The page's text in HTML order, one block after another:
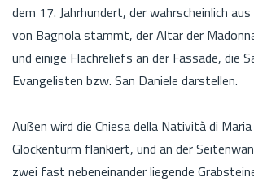
dem 17. Jahrhundert, der wahrscheinlich
von Bagnola stammt, der Altar der
und einige Flachreliefs an der Fassade, die
Evangelisten bzw. San Daniele darstellen.
Außen wird die Chiesa della Natività di
Glockenturm flankiert, und an der
zwei fast nebeneinander liegende